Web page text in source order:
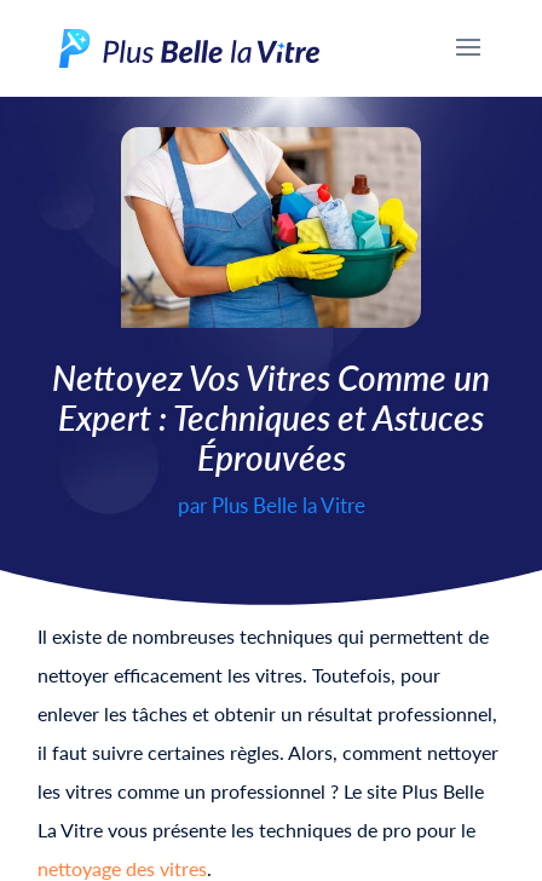
Nettoyez Vos Vitres Comme un
Expert : Techniques et Astuces
Éprouvées
par Plus Belle la Vitre
Il existe de nombreuses techniques qui permettent de
nettoyer efficacement les vitres. Toutefois, pour
enlever les tâches et obtenir un résultat professionnel,
il faut suivre certaines règles. Alors, comment nettoyer
les vitres comme un professionnel ? Le site Plus Belle
La Vitre vous présente les techniques de pro pour le
nettoyage des vitres